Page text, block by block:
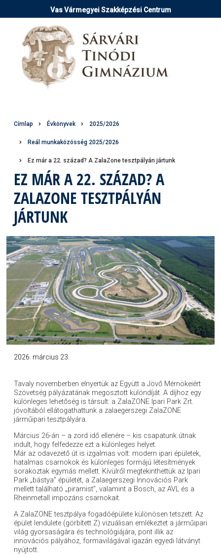
a
tartalomra
Vas Vármegyei Szakképzési Centrum
Morzsa
Címlap Évkönyvek 2025/2026
Reál munkaközösség 2025/2026
Ez már a 22. század? A ZalaZone tesztpályán jártunk
EZ MÁR A 22. SZÁZAD? A
ZALAZONE TESZTPÁLYÁN
JÁRTUNK
Tavaly novemberben elnyertük az Együtt a Jövő Mérnökeiért
Szövetség pályázatának megosztott különdíját. A díjhoz egy
különleges lehetőség is társult: a ZalaZONE Ipari Park Zrt.
jóvoltából ellátogathattunk a zalaegerszegi ZalaZONE
járműipari tesztpályára.
Március 26-án – a zord idő ellenére – kis csapatunk útnak
indult, hogy felfedezze ezt a különleges helyet.
Már az odavezető út is izgalmas volt: modern ipari épületek,
hatalmas csarnokok és különleges formájú létesítmények
sorakoztak egymás mellett. Kívülről megtekinthettük az Ipari
Park „bástya” épületét, a Zalaegerszegi Innovációs Park
mellett található „piramist”, valamint a Bosch, az AVL és a
Rheinmetall impozáns csarnokait.
A ZalaZONE tesztpálya fogadóépülete különösen tetszett. Az
épület lendülete (görbített Z) vizuálisan emlékeztet a járműipari
világ gyorsaságára és technológiájára, pont illik az
innovációs pályához, formavilágával igazán egyedi látványt
nyújtott.
2026. március 23.